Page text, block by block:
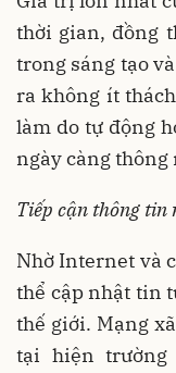
thời gian, đồng
trong sáng tạo
ra không ít
làm do tự động
ngày càng
Tiếp cận thông tin
Nhờ Internet và
thể cập nhật tin
thế giới. Mạng
tại hiện trường